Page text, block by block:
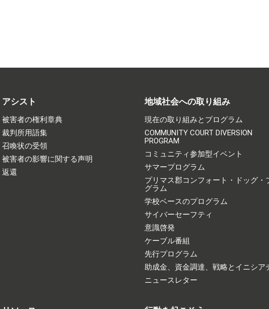
アシスト
被害者の権利章典
裁判所用語集
召喚状の受領
被害者の影響に関する声明
返還
地域社会への取り組み
現在の取り組みとプログラム
COMMUNITY COURT DIVERSION
PROGRAM
コミュニティ参加型イベント
サマープログラム
プリマス郡コンフォート・ドッグ・
グラム
学校ベースのプログラム
サイバーセーフティ
意識啓発
ケーブル番組
先行プログラム
助成金、資金調達、戦略とイニシア
ニュースレター